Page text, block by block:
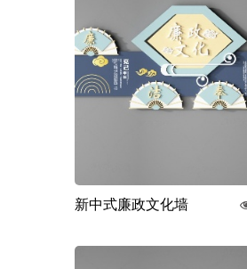
新中式廉政文化墙